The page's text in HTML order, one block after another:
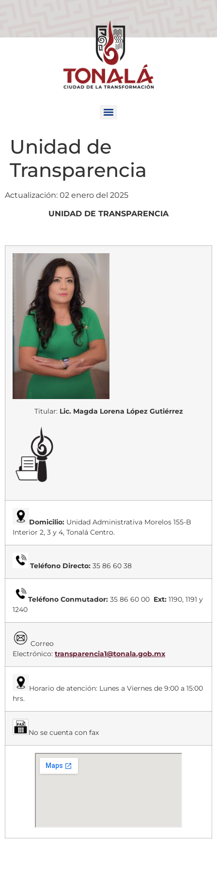
Unidad de
Transparencia
Actualización: 02 enero del 2025
UNIDAD DE TRANSPARENCIA
Titular: Lic. Magda Lorena López Gutiérrez
Domicilio: Unidad Administrativa Morelos 155-B
Interior 2, 3 y 4, Tonalá Centro.
Teléfono Directo: 35 86 60 38
Teléfono Conmutador: 35 86 60 00 Ext: 1190, 1191 y
1240
Correo
Electrónico: transparencia1@tonala.gob.mx
Horario de atención: Lunes a Viernes de 9:00 a 15:00
hrs.
No se cuenta con fax